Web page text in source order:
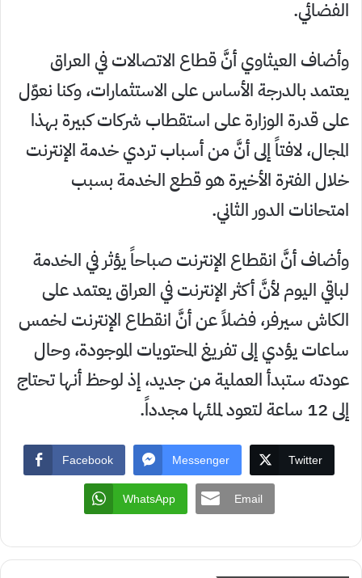
الفضائي.
وأضاف العيثاوي أنَّ قطاع الاتصالات في العراق
يعتمد بالدرجة الأساس على الاستثمارات، وكنا نعوّل
على قدرة الوزارة على استقطاب شركات كبيرة بهذا
المجال، لافتاً إلى أنَّ من أسباب تردي خدمة الإنترنت
خلال الفترة الأخيرة هو قطع الخدمة بسبب
امتحانات الدور الثاني.
وأضاف أنَّ انقطاع الإنترنت صباحاً يؤثر في الخدمة
لباقي اليوم لأنَّ أكثر الإنترنت في العراق يعتمد على
الكاش سيرفر، فضلاً عن أنَّ انقطاع الإنترنت لخمس
ساعات يؤدي إلى تفريغ المحتويات الموجودة، وحال
عودته ستبدأ العملية من جديد، إذ لوحظ أنها تحتاج
إلى 12 ساعة لتعود لملئها مجدداً.
Facebook Messenger Twitter
WhatsApp Email